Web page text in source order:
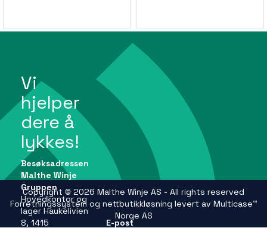
Vi
hjelper
dere å
lykkes!
Besøksadressen
Malthe Winje
Gruppen
Hovedkontor og
lager Haukelivien
8, 1415
E-post
Copyright © 2026 Malthe Winje AS - All rights reserved
Forretningssystem og nettbutikkløsning levert av Multicase™
Norge AS